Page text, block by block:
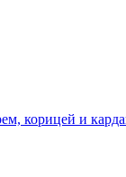
корицей и